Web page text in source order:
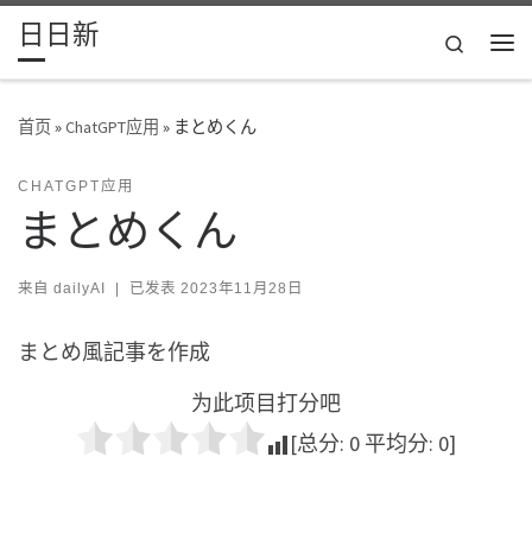
Skip to content
日日新
Search
首页»ChatGPT应用 » まとめくん
CHATGPT应用
まとめくん
来自 dailyAI | 已发表 2023年11月28日
まとめ風記事を作成
为此项目打分吧
[总分: 0 平均分: 0]